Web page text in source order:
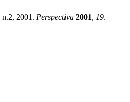
n.2, 2001. Perspectiva 2001, 19.